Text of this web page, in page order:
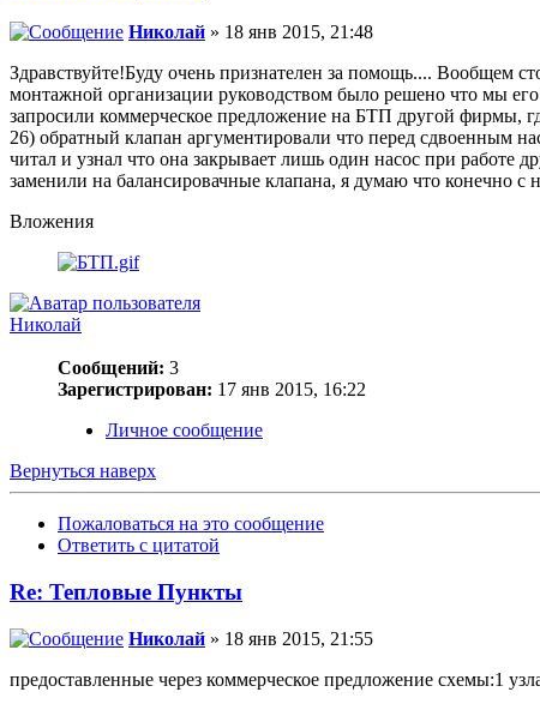
Николай » 18 янв 2015, 21:48
Здравствуйте!Буду очень признателен за помощь.... Вообщем
монтажной организации руководством было решено что мы его
запросили коммерческое предложение на БТП другой фирмы,
26) обратный клапан аргументировали что перед сдвоенным
читал и узнал что она закрывает лишь один насос при работе
заменили на балансировачные клапана, я думаю что конечно с
Вложения
Николай
Сообщений: 3
Зарегистрирован: 17 янв 2015, 16:22
Личное сообщение
Вернуться наверх
Пожаловаться на это сообщение
Ответить с цитатой
Re: Тепловые Пункты
Николай » 18 янв 2015, 21:55
предоставленные через коммерческое предложение схемы:1